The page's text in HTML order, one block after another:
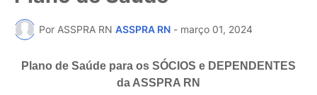
Por ASSPRA RN ASSPRA RN - março 01, 2024
Plano de Saúde para os SÓCIOS e DEPENDENTES
da ASSPRA RN